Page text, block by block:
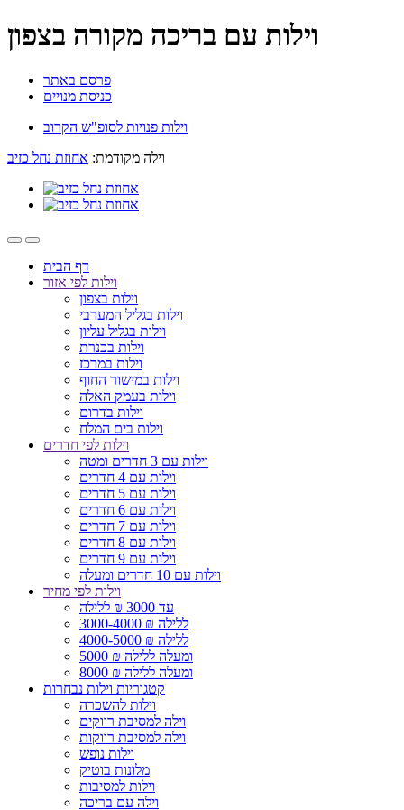
וילות עם בריכה מקורה בצפון
פרסם באתר
כניסת מנויים
וילות פנויות לסופ"ש הקרוב
וילה מקודמת: אחוזת נחל כזיב
דף הבית
וילות לפי אזור
וילות בצפון
וילות בגליל המערבי
וילות בגליל עליון
וילות בכנרת
וילות במרכז
וילות במישור החוף
וילות בעמק האלה
וילות בדרום
וילות בים המלח
וילות לפי חדרים
וילות עם 3 חדרים ומטה
וילות עם 4 חדרים
וילות עם 5 חדרים
וילות עם 6 חדרים
וילות עם 7 חדרים
וילות עם 8 חדרים
וילות עם 9 חדרים
וילות עם 10 חדרים ומעלה
וילות לפי מחיר
עד 3000 ₪ ללילה
3000-4000 ₪ ללילה
4000-5000 ₪ ללילה
5000 ₪ ומעלה ללילה
8000 ₪ ומעלה ללילה
קטגוריות וילות נבחרות
וילות להשכרה
וילה למסיבת רווקים
וילה למסיבת רווקות
וילות נופש
מלונות בוטיק
וילות למסיבות
וילה עם בריכה